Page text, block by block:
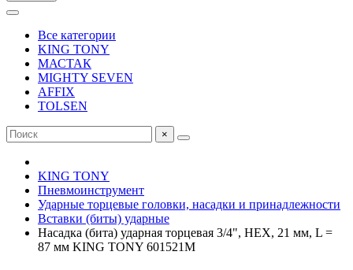
Все категории
KING TONY
МАСТАК
MIGHTY SEVEN
AFFIX
TOLSEN
×
KING TONY
Пневмоинструмент
Ударные торцевые головки, насадки и принадлежности
Вставки (биты) ударные
Насадка (бита) ударная торцевая 3/4", HEX, 21 мм, L =
87 мм KING TONY 601521M